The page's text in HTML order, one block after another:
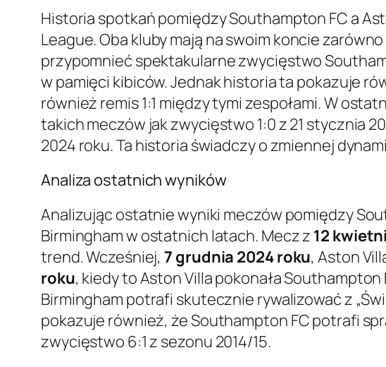
Historia spotkań pomiędzy Southampton FC a
League. Oba kluby mają na swoim koncie
przypomnieć spektakularne zwycięstwo
w pamięci kibiców. Jednak historia ta pokazuje
również remis 1:1 między tymi zespołami. W
takich meczów jak zwycięstwo 1:0 z 21 stycznia
2024 roku. Ta historia świadczy o zmiennej
Analiza ostatnich wyników
Analizując ostatnie wyniki meczów pomiędzy
Birmingham w ostatnich latach. Mecz z 12
trend. Wcześniej,7 grudnia 2024 roku, Aston
roku, kiedy to Aston Villa pokonała Southampton
Birmingham potrafi skutecznie rywalizować z
pokazuje również, że Southampton FC potrafi
zwycięstwo 6:1 z sezonu 2014/15.